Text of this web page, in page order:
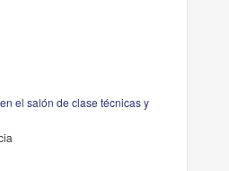
el salón de clase técnicas y